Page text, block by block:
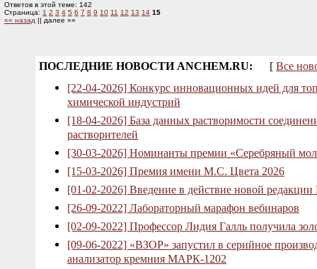
Ответов в этой теме: 142
Страница: 1 2 3 4 5 6 7 8 9 10 11 12 13 14 15
«« назад || далее »»
ПОСЛЕДНИЕ НОВОСТИ ANCHEM.RU: [ Все
[22-04-2026] Конкурс инновационных идей для
химической индустрий
[18-04-2026] База данных растворимости
растворителей
[30-03-2026] Номинанты премии «Серебряный
[15-03-2026] Премия имени М.С. Цвета 2026
[01-02-2026] Введение в действие новой
[26-09-2022] Лабораторный марафон вебинаров
[02-09-2022] Профессор Лидия Галль получила
[09-06-2022] «ВЗОР» запустил в серийное
анализатор кремния МАРК-1202